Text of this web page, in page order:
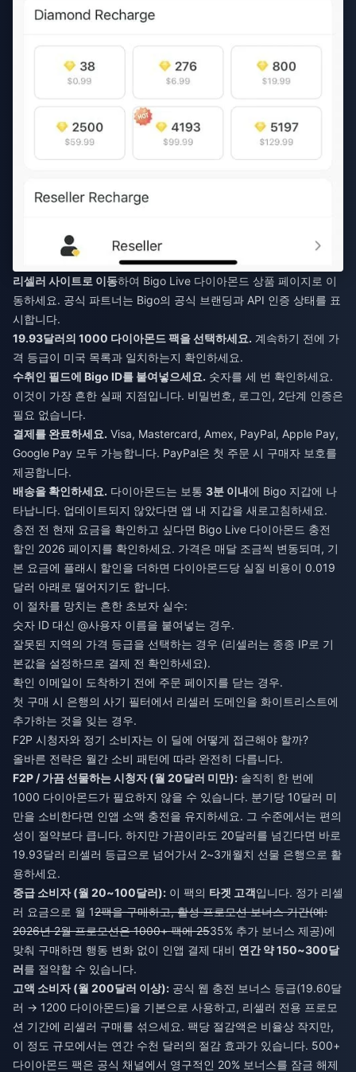
리셀러 사이트로 이동하여 Bigo Live 다이아몬드 상품 페이지로 이
동하세요. 공식 파트너는 Bigo의 공식 브랜딩과 API 인증 상태를 표
시합니다.
19.93달러의 1000 다이아몬드 팩을 선택하세요. 계속하기 전에 가
격 등급이 미국 목록과 일치하는지 확인하세요.
수취인 필드에 Bigo ID를 붙여넣으세요. 숫자를 세 번 확인하세요.
이것이 가장 흔한 실패 지점입니다. 비밀번호, 로그인, 2단계 인증은
필요 없습니다.
결제를 완료하세요. Visa, Mastercard, Amex, PayPal, Apple Pay,
Google Pay 모두 가능합니다. PayPal은 첫 주문 시 구매자 보호를
제공합니다.
배송을 확인하세요. 다이아몬드는 보통 3분 이내에 Bigo 지갑에 나
타납니다. 업데이트되지 않았다면 앱 내 지갑을 새로고침하세요.
충전 전 현재 요금을 확인하고 싶다면 Bigo Live 다이아몬드 충전
할인 2026 페이지를 확인하세요. 가격은 매달 조금씩 변동되며, 기
본 요금에 플래시 할인을 더하면 다이아몬드당 실질 비용이 0.019
달러 아래로 떨어지기도 합니다.
이 절차를 망치는 흔한 초보자 실수:
숫자 ID 대신 @사용자 이름을 붙여넣는 경우.
잘못된 지역의 가격 등급을 선택하는 경우 (리셀러는 종종 IP로 기
본값을 설정하므로 결제 전 확인하세요).
확인 이메일이 도착하기 전에 주문 페이지를 닫는 경우.
첫 구매 시 은행의 사기 필터에서 리셀러 도메인을 화이트리스트에
추가하는 것을 잊는 경우.
F2P 시청자와 정기 소비자는 이 딜에 어떻게 접근해야 할까?
올바른 전략은 월간 소비 패턴에 따라 완전히 다릅니다.
F2P / 가끔 선물하는 시청자 (월 20달러 미만): 솔직히 한 번에
1000 다이아몬드가 필요하지 않을 수 있습니다. 분기당 10달러 미
만을 소비한다면 인앱 소액 충전을 유지하세요. 그 수준에서는 편의
성이 절약보다 큽니다. 하지만 가끔이라도 20달러를 넘긴다면 바로
19.93달러 리셀러 등급으로 넘어가서 2~3개월치 선물 은행으로 활
용하세요.
중급 소비자 (월 20~100달러): 이 팩의 타겟 고객입니다. 정가 리셀
러 요금으로 월 12팩을 구매하고, 활성 프로모션 보너스 기간(예:
2026년 2월 프로모션은 1000+ 팩에 2535% 추가 보너스 제공)에
맞춰 구매하면 행동 변화 없이 인앱 결제 대비 연간 약 150~300달
러를 절약할 수 있습니다.
고액 소비자 (월 200달러 이상): 공식 웹 충전 보너스 등급(19.60달
러 → 1200 다이아몬드)을 기본으로 사용하고, 리셀러 전용 프로모
션 기간에 리셀러 구매를 섞으세요. 팩당 절감액은 비율상 작지만,
이 정도 규모에서는 연간 수천 달러의 절감 효과가 있습니다. 500+
다이아몬드 팩은 공식 채널에서 영구적인 20% 보너스를 잠금 해제